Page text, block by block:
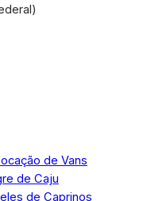
de Vans
de Caju
de Caprinos